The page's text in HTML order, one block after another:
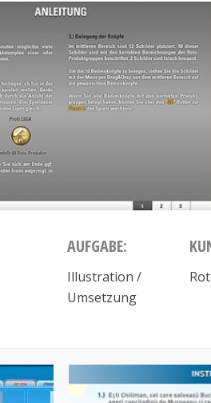
AUFGABE:
Illustration /
Umsetzung